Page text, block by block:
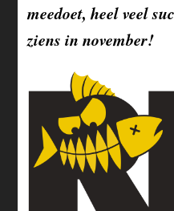
meedoet, heel veel
ziens in november!